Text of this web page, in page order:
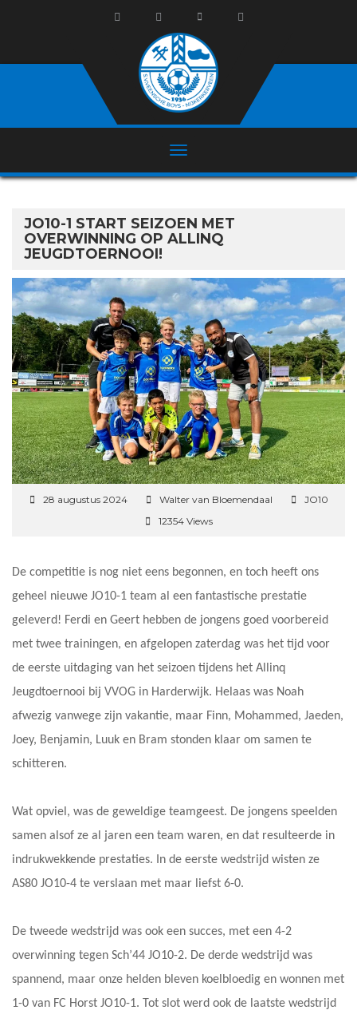
JO10-1 START SEIZOEN MET
OVERWINNING OP ALLINQ
JEUGDTOERNOOI!
28 augustus 2024 Walter van Bloemendaal
JO10
12354 Views
De competitie is nog niet eens begonnen, en toch heeft ons
geheel nieuwe JO10-1 team al een fantastische prestatie
geleverd! Ferdi en Geert hebben de jongens goed voorbereid
met twee trainingen, en afgelopen zaterdag was het tijd voor
de eerste uitdaging van het seizoen tijdens het Allinq
Jeugdtoernooi bij VVOG in Harderwijk. Helaas was Noah
afwezig vanwege zijn vakantie, maar Finn, Mohammed, Jaeden,
Joey, Benjamin, Luuk en Bram stonden klaar om samen te
schitteren.
Wat opviel, was de geweldige teamgeest. De jongens speelden
samen alsof ze al jaren een team waren, en dat resulteerde in
indrukwekkende prestaties. In de eerste wedstrijd wisten ze
AS80 JO10-4 te verslaan met maar liefst 6-0.
De tweede wedstrijd was ook een succes, met een 4-2
overwinning tegen Sch’44 JO10-2. De derde wedstrijd was
spannend, maar onze helden bleven koelbloedig en wonnen met
1-0 van FC Horst JO10-1. Tot slot werd ook de laatste wedstrijd